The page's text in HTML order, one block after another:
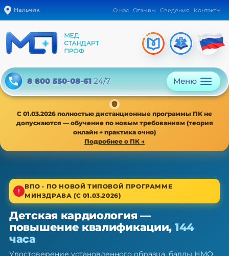
Нальчик О нас Отзывы Сведения Контакты
8 800 550-08-61 24/7 Меню
С 01.03.2026 полностью дистанционные программы ПК не
допускаются — обучение по новым требованиям (теория
онлайн + практика очно)
Подробнее о ПК →
Высшее звено · новая типовая программа
Детская кардиология — ПК,
36/72/144 ч
ВПО · ПО НОВОЙ ТИПОВОЙ ПРОГРАММЕ
МИНЗДРАВА (С 01.03.2026)
Детская кардиология —
повышение квалификации, 144
часа
Удостоверение установленного образца, баллы НМО